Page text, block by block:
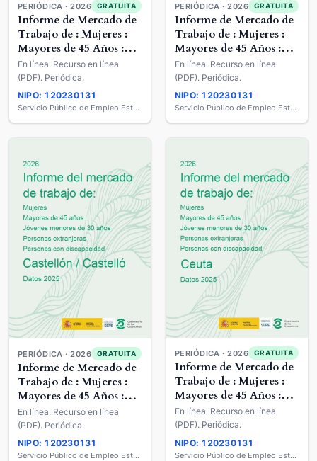
PERIÓDICA · 2026 GRATUITA
Informe de Mercado de
Trabajo de : Mujeres :
Mayores de 45 Años :
Jóvenes Menores de 30
años : Extranjeros :
Personas con
Discapacidad
En línea. Recurso en línea
(PDF). Periódica.
NIPO: 120230131
Servicio Público de Empleo Estatal
PERIÓDICA · 2026 GRATUITA
Informe de Mercado de
Trabajo de : Mujeres :
Mayores de 45 Años :
Jóvenes Menores de 30
años : Extranjeros :
Personas con
Discapacidad
En línea. Recurso en línea
(PDF). Periódica.
NIPO: 120230131
Servicio Público de Empleo Estatal
PERIÓDICA · 2026 GRATUITA
Informe de Mercado de
Trabajo de : Mujeres :
Mayores de 45 Años :
Jóvenes Menores de 30
años : Extranjeros :
Personas con
Discapacidad
En línea. Recurso en línea
(PDF). Periódica.
NIPO: 120230131
Servicio Público de Empleo Estatal
PERIÓDICA · 2026 GRATUITA
Informe de Mercado de
Trabajo de : Mujeres :
Mayores de 45 Años :
Jóvenes Menores de 30
años : Extranjeros :
Personas con
Discapacidad
En línea. Recurso en línea
(PDF). Periódica.
NIPO: 120230131
Servicio Público de Empleo Estatal